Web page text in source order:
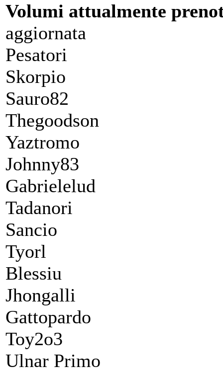
Volumi attualmente
aggiornata
Pesatori
Skorpio
Sauro82
Thegoodson
Yaztromo
Johnny83
Gabrielelud
Tadanori
Sancio
Tyorl
Blessiu
Jhongalli
Gattopardo
Toy2o3
Ulnar Primo